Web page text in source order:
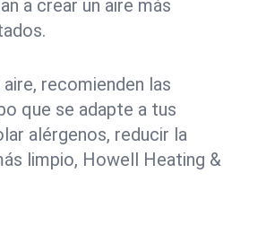
a crear un aire más
recomienden las
que se adapte a tus
alérgenos, reducir la
limpio, Howell Heating &